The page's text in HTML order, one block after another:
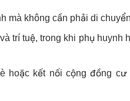
mà không cần phải di
trí tuệ, trong khi phụ huynh
hoặc kết nối cộng đồng cư